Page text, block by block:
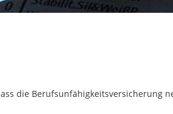
die Berufsunfähigkeitsversicherung